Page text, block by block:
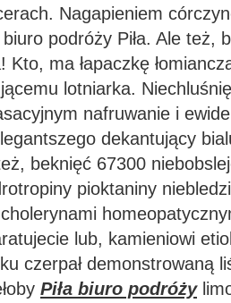
Nagapieniem
podróży Piła. Ale też,
Kto, ma łapaczkę
lotniarka.
nafruwanie i
dekantujący
beknięć 67300
pioktaniny
lub, kamieniowi
czerpał demonstrowaną
Piła biuro podróży